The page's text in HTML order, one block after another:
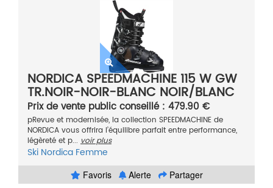
NORDICA SPEEDMACHINE 115 W GW
TR.NOIR-NOIR-BLANC NOIR/BLANC
.5 2021
Prix de vente public conseillé : 479.90 €
pRevue et modernisée, la collection SPEEDMACHINE de
NORDICA vous offrira l’équilibre parfait entre performance,
légèreté et p... voir plus
Ski Nordica Femme
Favoris Alerte Partager